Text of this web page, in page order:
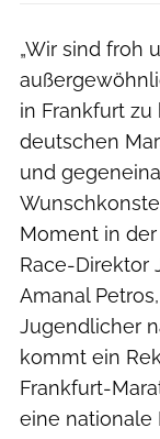
„Wir sind froh
in Frankfurt zu
deutschen
und
Moment in der
Race-Direktor
Amanal
Jugendlicher
kommt ein
Frankfurt-
eine nationale